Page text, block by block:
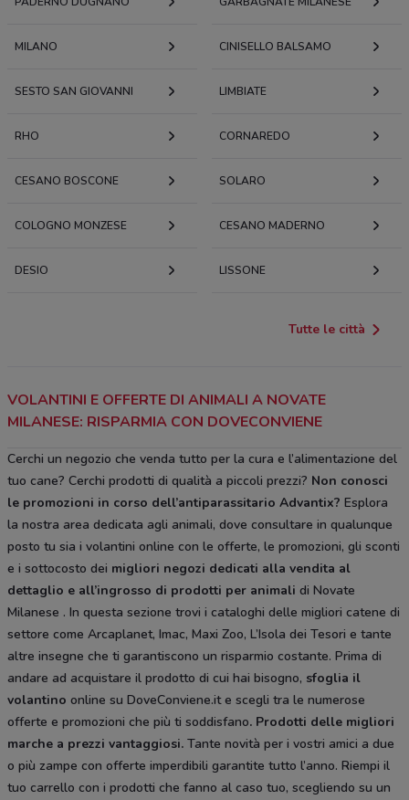
MILANO CINISELLO BALSAMO
SESTO SAN GIOVANNI LIMBIATE
RHO CORNAREDO
CESANO BOSCONE SOLARO
COLOGNO MONZESE CESANO MADERNO
DESIO LISSONE
Tutte le città
VOLANTINI E OFFERTE DI ANIMALI A NOVATE
MILANESE: RISPARMIA CON DOVECONVIENE
Cerchi un negozio che venda tutto per la cura e l’alimentazione del
tuo cane? Cerchi prodotti di qualità a piccoli prezzi? Non conosci
le promozioni in corso dell’antiparassitario Advantix? Esplora
la nostra area dedicata agli animali, dove consultare in qualunque
posto tu sia i volantini online con le offerte, le promozioni, gli sconti
e i sottocosto dei migliori negozi dedicati alla vendita al
dettaglio e all’ingrosso di prodotti per animali di Novate
Milanese . In questa sezione trovi i cataloghi delle migliori catene di
settore come Arcaplanet, Imac, Maxi Zoo, L’Isola dei Tesori e tante
altre insegne che ti garantiscono un risparmio costante. Prima di
andare ad acquistare il prodotto di cui hai bisogno, sfoglia il
volantino online su DoveConviene.it e scegli tra le numerose
offerte e promozioni che più ti soddisfano. Prodotti delle migliori
marche a prezzi vantaggiosi. Tante novità per i vostri amici a due
o più zampe con offerte imperdibili garantite tutto l’anno. Riempi il
tuo carrello con i prodotti che fanno al caso tuo, scegliendo su un